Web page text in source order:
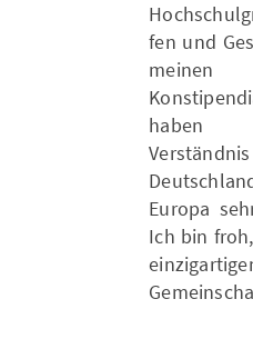
fen und
meinen
Europa
Ich bin